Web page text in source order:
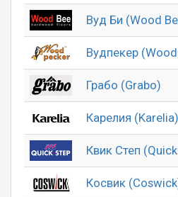
Вуд Би (Wood
Вудпекер
Грабо (Grabo)
Карелия (Karelia)
Квик Степ
Косвик